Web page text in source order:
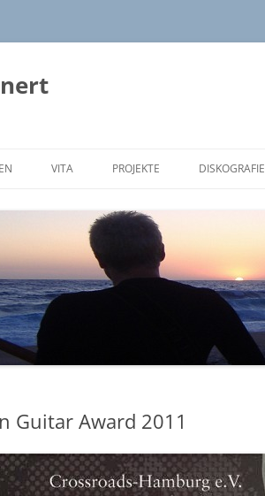
VITA PROJEKTE DISKOGRAFIE
Guitar Award 2011